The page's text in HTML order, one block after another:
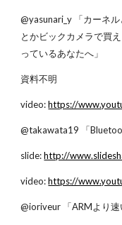
@yasunari_y 「カーネ
とかビックカメラで買
っているあなたへ」
資料不明
video: https://
@takawata19 「
slide: http://
video: https://
@ioriveur 「ARMより速